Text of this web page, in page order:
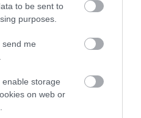
to be sent to
purposes.
send me
storage
on web or